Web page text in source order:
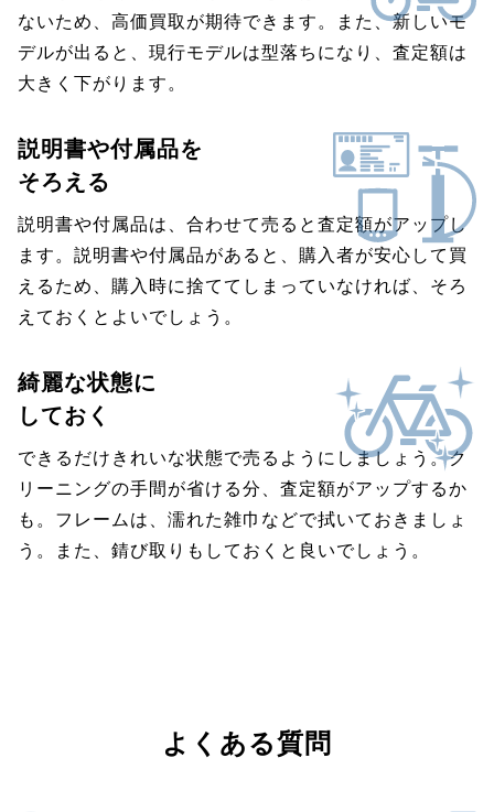
ないため、高価買取が期待できます。また、新しいモ
デルが出ると、現行モデルは型落ちになり、査定額は
大きく下がります。
説明書や付属品を
そろえる
説明書や付属品は、合わせて売ると査定額がアップし
ます。説明書や付属品があると、購入者が安心して買
えるため、購入時に捨ててしまっていなければ、そろ
えておくとよいでしょう。
綺麗な状態に
しておく
できるだけきれいな状態で売るようにしましょう。ク
リーニングの手間が省ける分、査定額がアップするか
も。フレームは、濡れた雑巾などで拭いておきましょ
う。また、錆び取りもしておくと良いでしょう。
よくある質問